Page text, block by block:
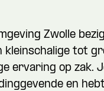
Zwolle
kleinschalige tot
ervaring op zak.
en